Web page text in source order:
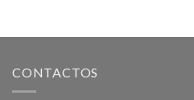
CONTACTOS